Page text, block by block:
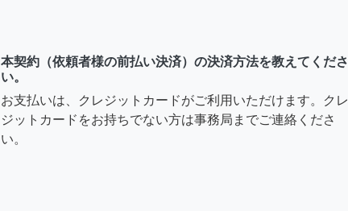
本契約（依頼者様の前払い決済）の決済方法を教えてくださ
い。
お支払いは、クレジットカードがご利用いただけます。クレ
ジットカードをお持ちでない方は事務局までご連絡くださ
い。